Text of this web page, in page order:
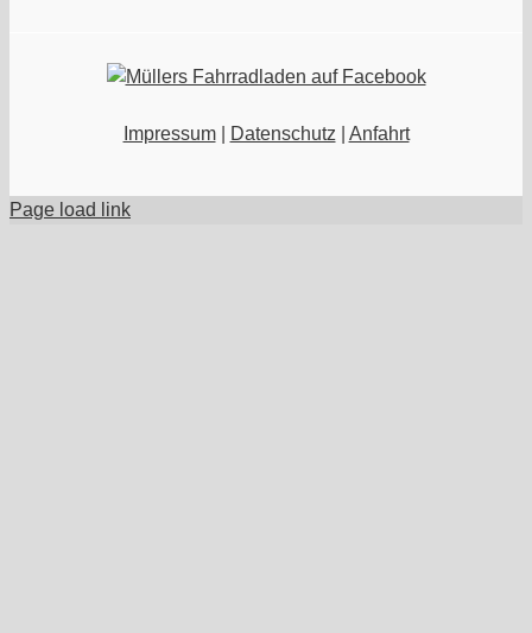
Impressum| Datenschutz| Anfahrt
Page load link